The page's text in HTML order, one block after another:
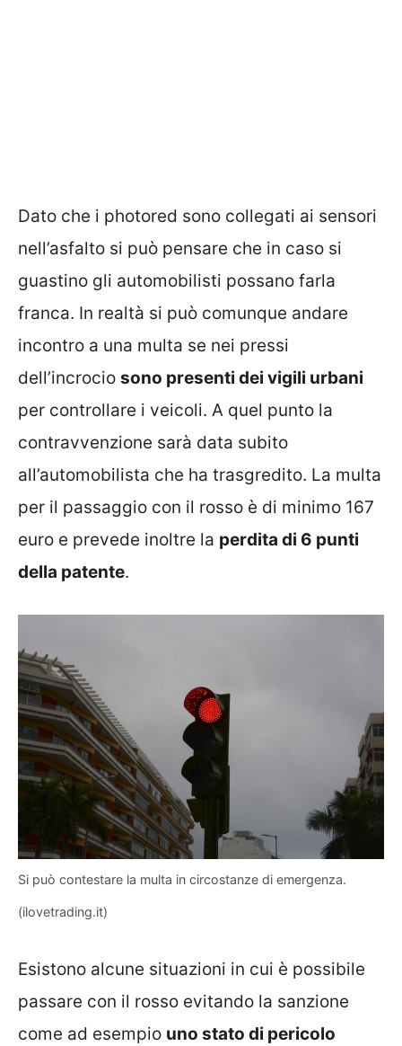
Dato che i photored sono collegati ai sensori
nell’asfalto si può pensare che in caso si
guastino gli automobilisti possano farla
franca. In realtà si può comunque andare
incontro a una multa se nei pressi
dell’incrocio sono presenti dei vigili urbani
per controllare i veicoli. A quel punto la
contravvenzione sarà data subito
all’automobilista che ha trasgredito. La multa
per il passaggio con il rosso è di minimo 167
euro e prevede inoltre la perdita di 6 punti
della patente.
Si può contestare la multa in circostanze di emergenza.
(ilovetrading.it)
Esistono alcune situazioni in cui è possibile
passare con il rosso evitando la sanzione
come ad esempio uno stato di pericolo